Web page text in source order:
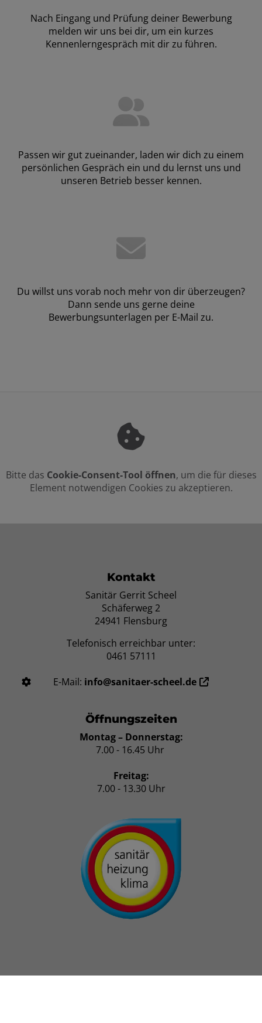
Nach Eingang und Prüfung deiner Bewerbung
melden wir uns bei dir, um ein kurzes
Kennenlerngespräch mit dir zu führen.
Passen wir gut zueinander, laden wir dich zu einem
persönlichen Gespräch ein und du lernst uns und
unseren Betrieb besser kennen.
Du willst uns vorab noch mehr von dir überzeugen?
Dann sende uns gerne deine
Bewerbungsunterlagen per E-Mail zu.
Bitte das Cookie-Consent-Tool öffnen, um die für dieses
Element notwendigen Cookies zu akzeptieren.
Kontakt
Sanitär Gerrit Scheel
Schäferweg 2
24941 Flensburg
Telefonisch erreichbar unter:
0461 57111
E-Mail: info@sanitaer-scheel.de
Öffnungszeiten
Montag – Donnerstag:
7.00 - 16.45 Uhr
Freitag:
7.00 - 13.30 Uhr